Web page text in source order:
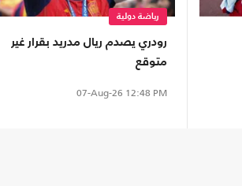
رياضة دولية
رودري يصدم ريال مدريد بقرار غير
متوقع
07-Aug-26 12:48 PM